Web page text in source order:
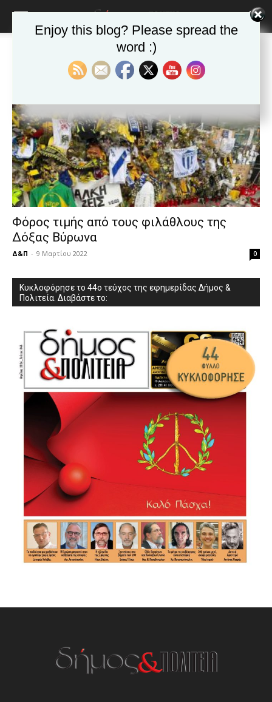
very
lyons
teaches
you
the
meaning
pain.
pornhun
porn
Αλκιβιάδης Καμπανός
Ετικέτα: Αλκιβιάδης Καμπανός
Φόρος τιμής από τους φιλάθλους της
Δόξας Βύρωνα
Δ&Π - 9 Μαρτίου 2022 0
Κυκλοφόρησε το 44ο τεύχος της εφημερίδας Δήμος &
Πολιτεία. Διαβάστε το:
Enjoy this blog? Please spread the
word :)